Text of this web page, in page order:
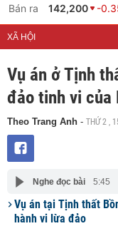
Bán ra
142,200 -
XÃ HỘI
Vụ án ở Tịnh
đảo tinh vi của
Theo Trang Anh - THỨ 2 ,
Nghe đọc bài 5:45
Vụ án tại Tịnh thất
hành vi lừa đảo